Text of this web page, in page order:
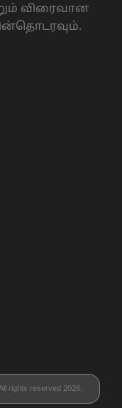
விரைவான
rights reserved 2026.